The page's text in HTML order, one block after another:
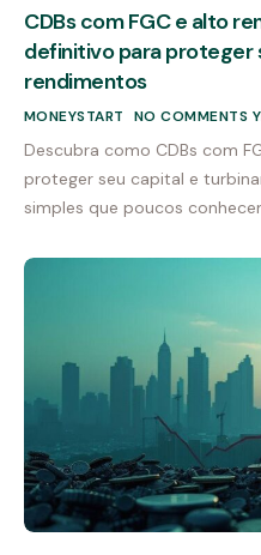
CDBs com FGC e alto
definitivo para proteger
rendimentos
MONEYSTART NO COMMENTS
Descubra como CDBs com
proteger seu capital e
simples que poucos